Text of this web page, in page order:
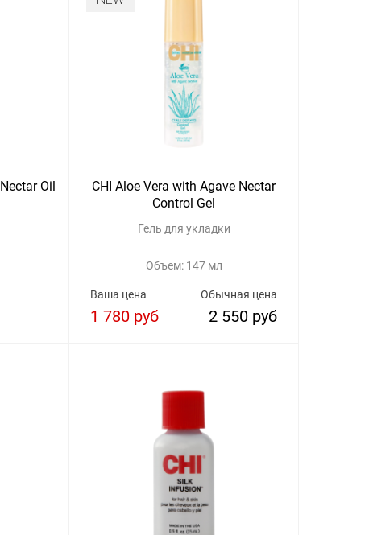
Oil
CHI Aloe Vera with Agave Nectar
Control Gel
Гель для укладки
Объем: 147 мл
Обычная цена
2 550 руб
Ваша цена
1 780 руб